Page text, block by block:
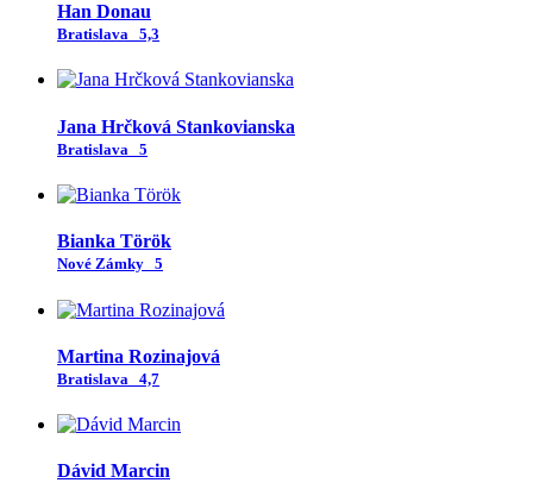
Han Donau
Bratislava 5,3
Jana Hrčková Stankovianska
Bratislava 5
Bianka Török
Nové Zámky 5
Martina Rozinajová
Bratislava 4,7
Dávid Marcin